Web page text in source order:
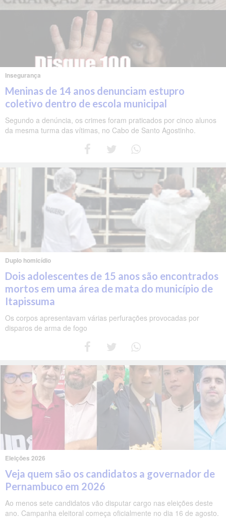
Insegurança
Meninas de 14 anos denunciam estupro
coletivo dentro de escola municipal
Segundo a denúncia, os crimes foram praticados por cinco alunos
da mesma turma das vítimas, no Cabo de Santo Agostinho.
Duplo homicídio
Dois adolescentes de 15 anos são encontrados
mortos em uma área de mata do município de
Itapissuma
Os corpos apresentavam várias perfurações provocadas por
disparos de arma de fogo
Eleições 2026
Veja quem são os candidatos a governador de
Pernambuco em 2026
Ao menos sete candidatos vão disputar cargo nas eleições deste
ano. Campanha eleitoral começa oficialmente no dia 16 de agosto.